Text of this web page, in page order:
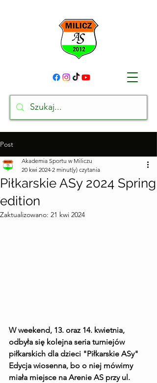
Post
Piłkarskie ASy 2024 Spring
edition
Akademia Sportu w Miliczu
20 kwi 2024 2 minut(y) czytania
Zaktualizowano: 21 kwi 2024
W weekend, 13. oraz 14. kwietnia,
odbyła się kolejna seria turniejów
piłkarskich dla dzieci "Piłkarskie ASy"
Edycja wiosenna, bo o niej mówimy
miała miejsce na Arenie AS przy ul.